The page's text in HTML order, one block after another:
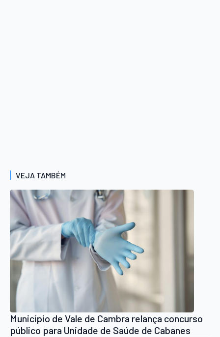
VEJA TAMBÉM
Município de Vale de Cambra relança concurso
público para Unidade de Saúde de Cabanes